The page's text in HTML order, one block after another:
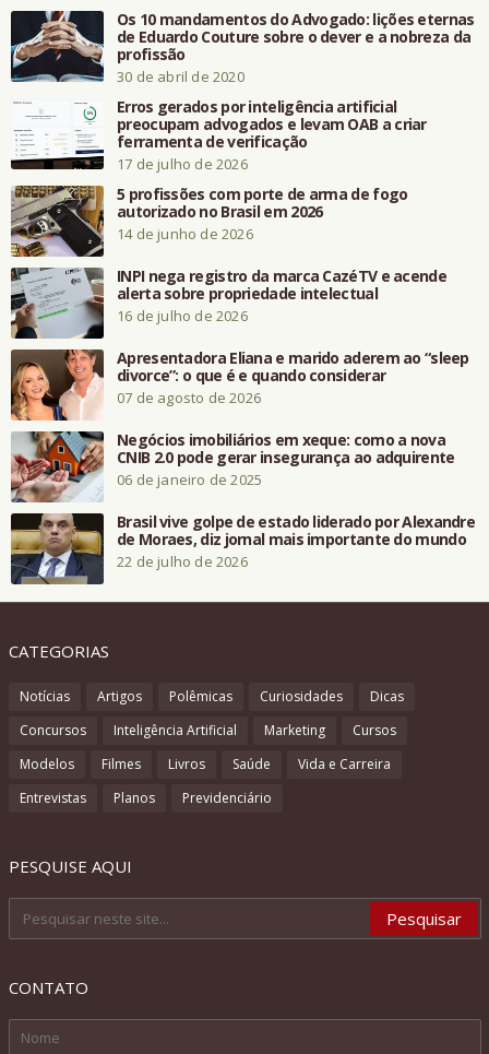
Os 10 mandamentos do Advogado: lições eternas
de Eduardo Couture sobre o dever e a nobreza da
profissão
30 de abril de 2020
Erros gerados por inteligência artificial
preocupam advogados e levam OAB a criar
ferramenta de verificação
17 de julho de 2026
5 profissões com porte de arma de fogo
autorizado no Brasil em 2026
14 de junho de 2026
INPI nega registro da marca CazéTV e acende
alerta sobre propriedade intelectual
16 de julho de 2026
Apresentadora Eliana e marido aderem ao “sleep
divorce”: o que é e quando considerar
07 de agosto de 2026
Negócios imobiliários em xeque: como a nova
CNIB 2.0 pode gerar insegurança ao adquirente
06 de janeiro de 2025
Brasil vive golpe de estado liderado por Alexandre
de Moraes, diz jornal mais importante do mundo
22 de julho de 2026
CATEGORIAS
Notícias Artigos Polêmicas Curiosidades
Dicas
Concursos
Inteligência Artificial Marketing
Cursos
Modelos
Filmes Livros Saúde
Vida e Carreira
Entrevistas
Planos Previdenciário
PESQUISE AQUI
CONTATO